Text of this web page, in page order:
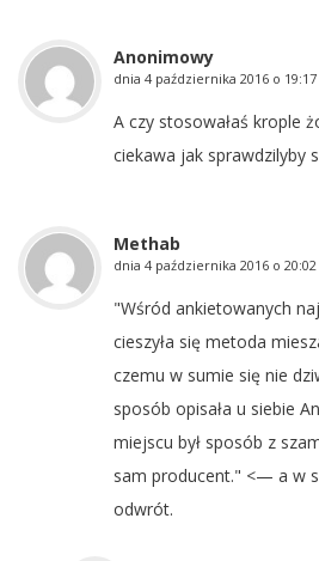
Anonimowy
dnia 4 października 2016 o 19:17
A czy stosowałaś krople
ciekawa jak sprawdzilyby
Methab
dnia 4 października 2016 o 20:02
"Wśród ankietowanych
cieszyła się metoda
czemu w sumie się nie
sposób opisała u siebie
miejscu był sposób z
sam producent." <— a w
odwrót.